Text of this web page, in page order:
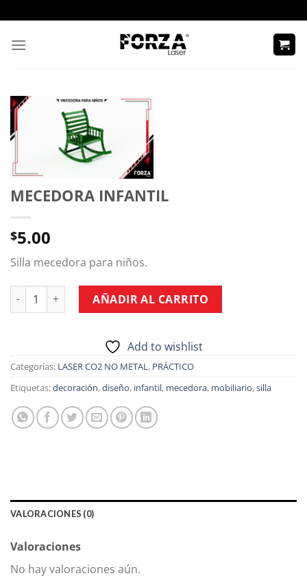
to
content
MECEDORA INFANTIL
$5.00
Silla mecedora para niños.
MECEDORA INFANTIL cantidadAÑADIR AL CARRITO
Add to wishlist
Categorías: LASER CO2 NO METAL , PRÁCTICO
Etiquetas:decoración,diseño, infantil, mecedora, mobiliario,silla
VALORACIONES (0)
Valoraciones
No hay valoraciones aún.